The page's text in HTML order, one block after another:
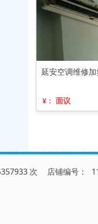
延安空调维修
¥： 面议
次 店铺编号：